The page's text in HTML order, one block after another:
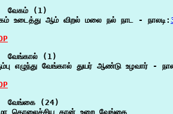
வேகம் (1)
உடைத்து ஆம் விறல் மலை நல் நாட - நாலடி:
வேங்கால் (1)
எழுந்து வேங்கால் துயர் ஆண்டு உழவார் -
வேங்கை (24)
தொலைச்சிய கான் உறை வேங்கை